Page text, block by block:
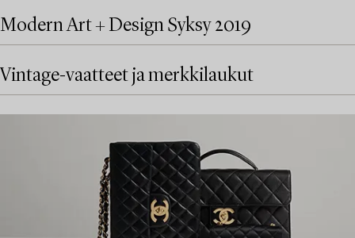
Modern Art + Design Syksy 2019
Vintage-vaatteet ja merkkilaukut